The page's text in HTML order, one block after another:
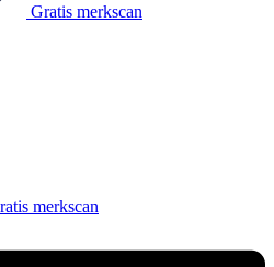
Gratis merkscan
merkscan